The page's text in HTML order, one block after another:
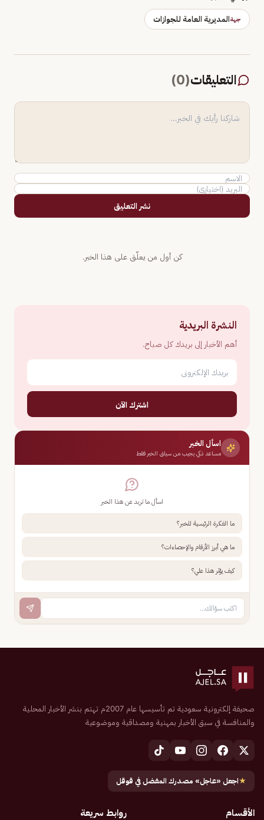
جهةالمديرية العامة للجوازات
التعليقات(
0
)
نشر التعليق
كن أول من يعلّق على هذا الخبر.
النشرة البريدية
أهم الأخبار إلى بريدك كل صباح.
اشترك الآن
اسأل الخبر
مساعد ذكي يجيب من سياق الخبر فقط
اسأل ما تريد عن هذا الخبر
ما الفكرة الرئيسية للخبر؟
ما هي أبرز الأرقام والإحصاءات؟
كيف يؤثر هذا علي؟
صحيفة إلكترونية سعودية تم تأسيسها عام 2007م تهتم بنشر الأخبار المحلية
والمنافسة في سبق الأخبار بمهنية ومصداقية وموضوعية
★اجعل «عاجل» مصدرك المفضل في قوقل
الأقسام روابط سريعة